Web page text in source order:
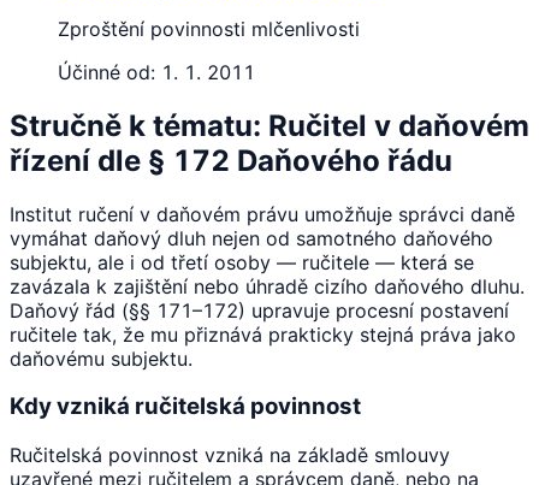
Zproštění povinnosti mlčenlivosti
Účinné od: 1. 1. 2011
Stručně k tématu: Ručitel v daňovém
řízení dle § 172 Daňového řádu
Institut ručení v daňovém právu umožňuje správci daně
vymáhat daňový dluh nejen od samotného daňového
subjektu, ale i od třetí osoby — ručitele — která se
zavázala k zajištění nebo úhradě cizího daňového dluhu.
Daňový řád (§§ 171–172) upravuje procesní postavení
ručitele tak, že mu přiznává prakticky stejná práva jako
daňovému subjektu.
Kdy vzniká ručitelská povinnost
Ručitelská povinnost vzniká na základě smlouvy
uzavřené mezi ručitelem a správcem daně, nebo na